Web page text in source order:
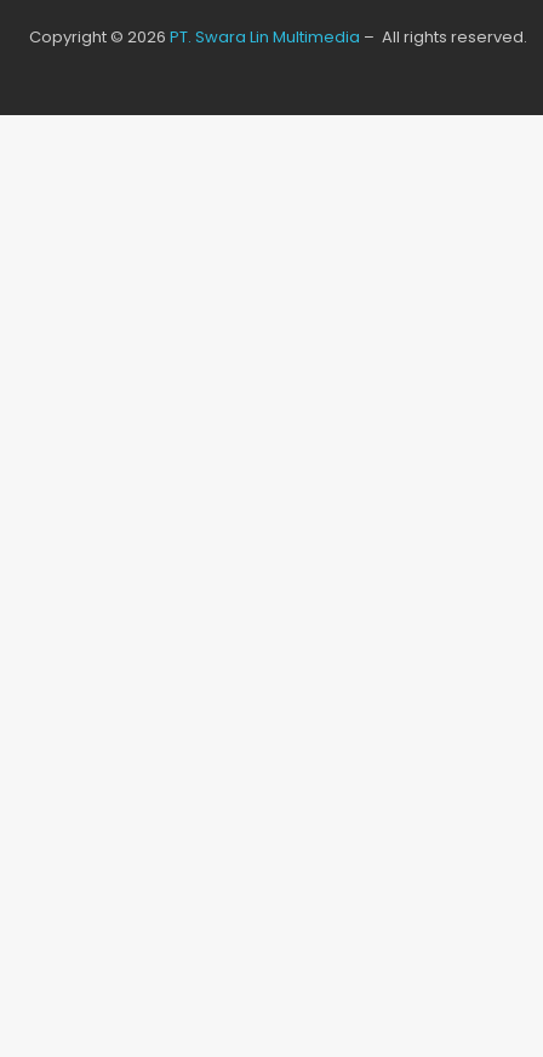
Copyright © 2026 PT. Swara Lin Multimedia – All rights reserved.